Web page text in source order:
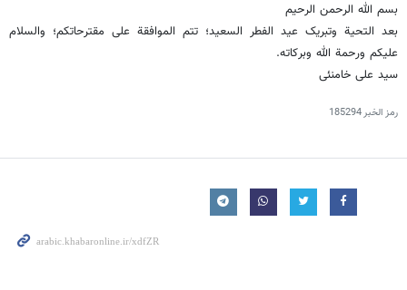
بسم الله الرحمن الرحیم
بعد التحیة وتبریک عید الفطر السعید؛ تتم الموافقة على مقترحاتکم؛ والسلام
علیکم ورحمة الله وبرکاته.
سید علی خامنئی
رمز الخبر185294